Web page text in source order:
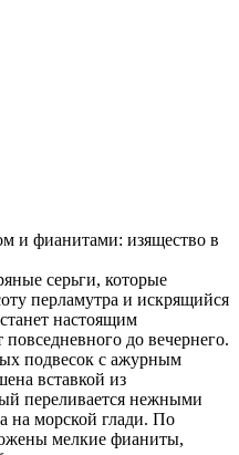
и фианитами: изящество в
серьги, которые
перламутра и искрящийся
настоящим
до вечернего.
подвесок с ажурным
вставкой из
переливается нежными
на морской глади. По
мелкие фианиты,